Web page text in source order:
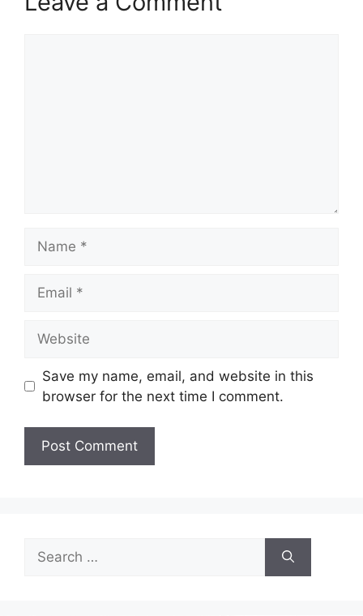
Save my name, email, and website in this
browser for the next time I comment.